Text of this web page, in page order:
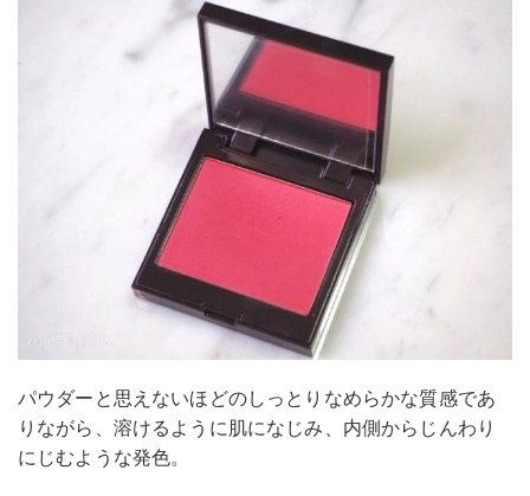
パウダーと思えないほどのしっとりなめらかな質感であ
りながら、溶けるように肌になじみ、内側からじんわり
にじむような発色。